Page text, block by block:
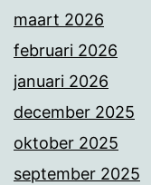
maart 2026
februari 2026
januari 2026
december 2025
oktober 2025
september 2025